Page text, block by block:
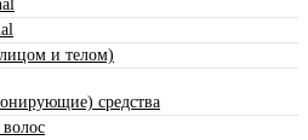
и телом)
средства